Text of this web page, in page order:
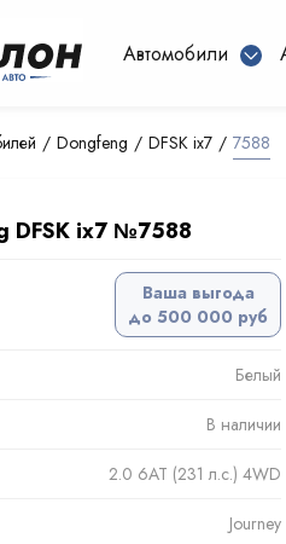
Автомобили
Dongfeng DFSK ix7 7588
DFSK ix7 №7588
Ваша выгода
до 500 000 руб
Белый
В наличии
2.0 6AT (231 л.с.) 4WD
Journey